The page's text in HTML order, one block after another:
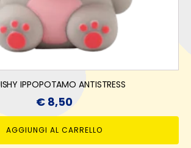
IPPOPOTAMO ANTISTRESS
€ 8,50
AGGIUNGI AL CARRELLO